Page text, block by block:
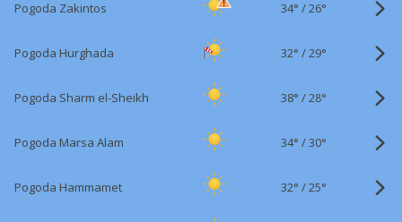
Pogoda Zakintos 34° /26°
Pogoda Hurghada 32° /29°
Pogoda Sharm el-Sheikh 38° /28°
Pogoda Marsa Alam 34° /30°
Pogoda Hammamet 32° /25°